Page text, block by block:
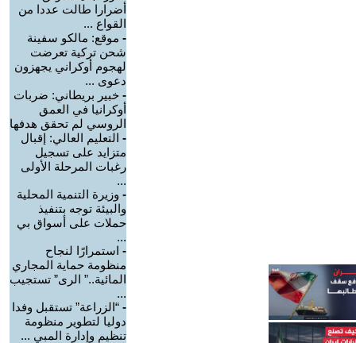
أضرارا طالت عددا من
القواع ...
- موقع: مالكو سفينة
شحن تركية تعرضت
لهجوم أوكراني يجهزون
دعوى ...
- خبير بريطاني: ضربات
أوكرانيا في العمق
الروسي لم تحقق هدفها
- التعليم العالي: إقبال
متزايد على تسجيل
رغبات المرحلة الأولى
...
- وزيرة التنمية المحلية
والبيئة توجه بتنفيذ
حملات على أسواق بي
...
- استمرارًا لنجاح
منظومة حماية المجاري
المائية..” الرى” تستجيب
...
- “الزراعة” تستقبل وفدا
دوليا لتطوير منظومة
تنظيم وإدارة المبي ...